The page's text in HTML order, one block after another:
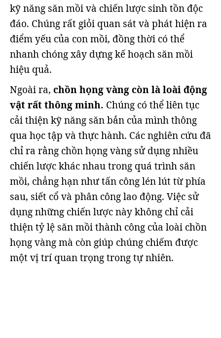
kỹ năng săn mồi và chiến lược sinh tồn độc
đáo. Chúng rất giỏi quan sát và phát hiện ra
điểm yếu của con mồi, đồng thời có thể
nhanh chóng xây dựng kế hoạch săn mồi
hiệu quả.
Ngoài ra, chồn họng vàng còn là loài động
vật rất thông minh. Chúng có thể liên tục
cải thiện kỹ năng săn bắn của mình thông
qua học tập và thực hành. Các nghiên cứu đã
chỉ ra rằng chồn họng vàng sử dụng nhiều
chiến lược khác nhau trong quá trình săn
mồi, chẳng hạn như tấn công lén lút từ phía
sau, siết cổ và phân công lao động. Việc sử
dụng những chiến lược này không chỉ cải
thiện tỷ lệ săn mồi thành công của loài chồn
họng vàng mà còn giúp chúng chiếm được
một vị trí quan trọng trong tự nhiên.